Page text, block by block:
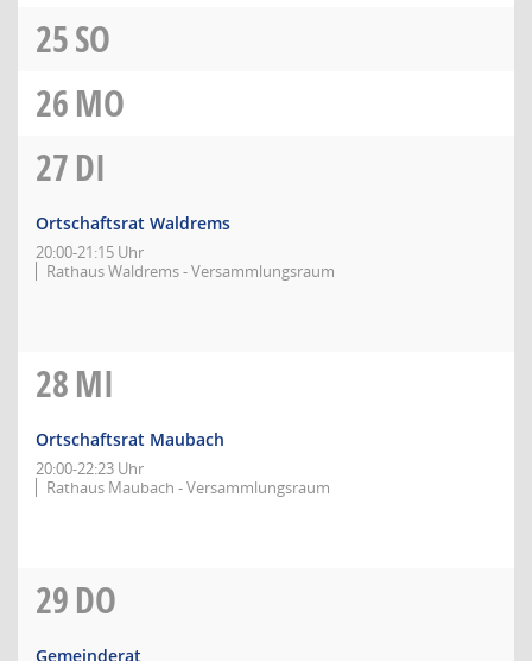
25SO
26MO
27DI
Ortschaftsrat Waldrems
20:00-21:15 Uhr
Rathaus Waldrems - Versammlungsraum
28MI
Ortschaftsrat Maubach
20:00-22:23 Uhr
Rathaus Maubach - Versammlungsraum
29DO
Gemeinderat